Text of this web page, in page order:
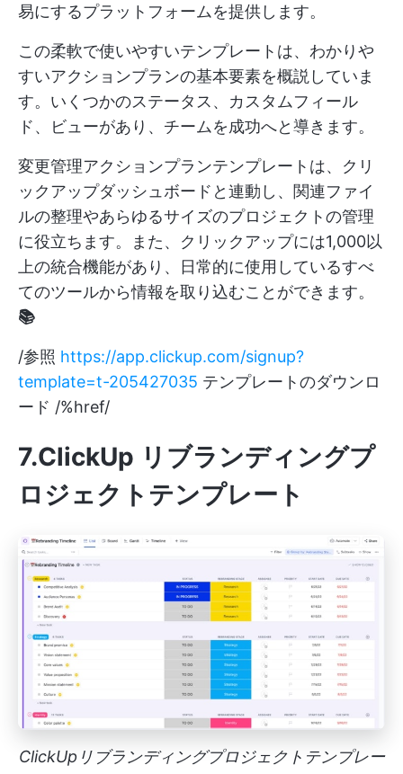
易にするプラットフォームを提供します。
この柔軟で使いやすいテンプレートは、わかりや
すいアクションプランの基本要素を概説していま
す。いくつかのステータス、カスタムフィール
ド、ビューがあり、チームを成功へと導きます。
変更管理アクションプランテンプレートは、クリ
ックアップダッシュボードと連動し、関連ファイ
ルの整理やあらゆるサイズのプロジェクトの管理
に役立ちます。また、クリックアップには1,000以
上の統合機能があり、日常的に使用しているすべ
てのツールから情報を取り込むことができます。
📚
/参照 https://app.clickup.com/signup?
template=t-205427035 テンプレートのダウンロ
ード /%href/
7.ClickUp リブランディングプ
ロジェクトテンプレート
ClickUpリブランディングプロジェクトテンプレー